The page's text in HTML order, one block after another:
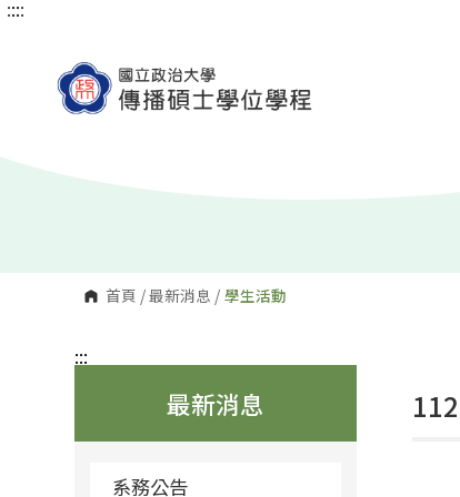
跳
:::
首頁 /最新消息 / 學生活動
:::
最新消息
系務公告
:::